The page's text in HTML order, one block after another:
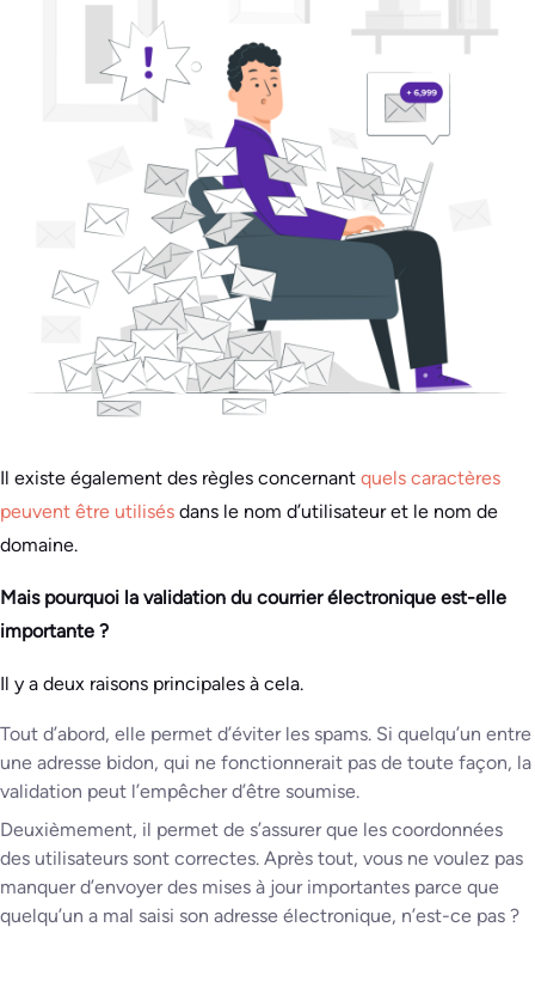
Il existe également des règles concernant quels caractères
peuvent être utilisés dans le nom d’utilisateur et le nom de
domaine.
Mais pourquoi la validation du courrier électronique est-elle
importante ?
Il y a deux raisons principales à cela.
Tout d’abord, elle permet d’éviter les spams. Si quelqu’un entre
une adresse bidon, qui ne fonctionnerait pas de toute façon, la
validation peut l’empêcher d’être soumise.
Deuxièmement, il permet de s’assurer que les coordonnées
des utilisateurs sont correctes. Après tout, vous ne voulez pas
manquer d’envoyer des mises à jour importantes parce que
quelqu’un a mal saisi son adresse électronique, n’est-ce pas ?